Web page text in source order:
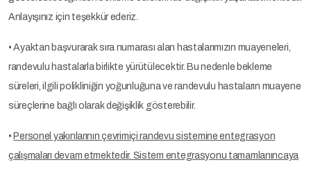
Anlayışınız için teşekkür ederiz.
• Ayaktan başvurarak sıra numarası alan hastalarımızın muayeneleri,
randevulu hastalarla birlikte yürütülecektir. Bu nedenle bekleme
süreleri, ilgili polikliniğin yoğunluğuna ve randevulu hastaların muayene
süreçlerine bağlı olarak değişiklik gösterebilir.
• Personel yakınlarının çevrimiçi randevu sistemine entegrasyon
çalışmaları devam etmektedir. Sistem entegrasyonu tamamlanıncaya